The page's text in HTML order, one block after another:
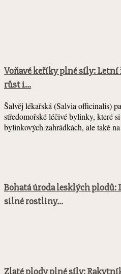
Voňavé keříky plné síly: Letní
růst i...
Šalvěj lékařská (Salvia officinalis)
středomořské léčivé bylinky, které
bylinkových zahrádkách, ale také
Bohatá úroda lesklých
silné rostliny...